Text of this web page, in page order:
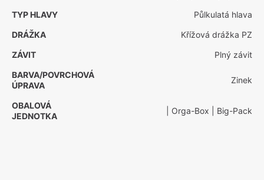
TYP HLAVY
Půlkulatá hlava
DRÁŽKA
Křížová drážka PZ
ZÁVIT
Plný závit
BARVA/POVRCHOVÁ
ÚPRAVA
Zinek
OBALOVÁ
JEDNOTKA
| Orga-Box | Big-Pack